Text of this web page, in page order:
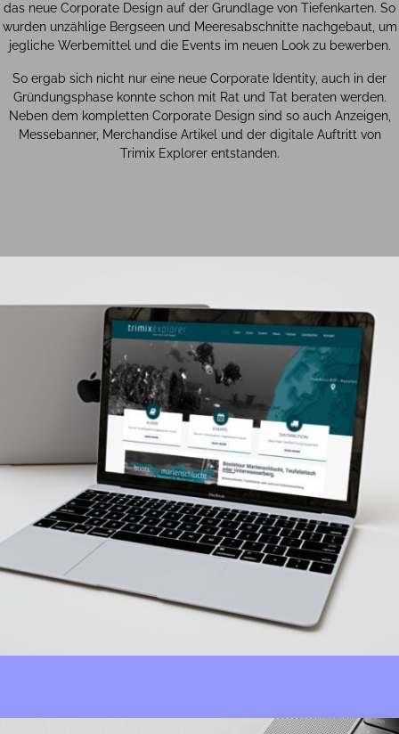
das neue Corporate Design auf der Grundlage von Tiefenkarten. So
wurden unzählige Bergseen und Meeresabschnitte nachgebaut, um
jegliche Werbemittel und die Events im neuen Look zu bewerben.
So ergab sich nicht nur eine neue Corporate Identity, auch in der
Gründungsphase konnte schon mit Rat und Tat beraten werden.
Neben dem kompletten Corporate Design sind so auch Anzeigen,
Messebanner, Merchandise Artikel und der digitale Auftritt von
Trimix Explorer entstanden.